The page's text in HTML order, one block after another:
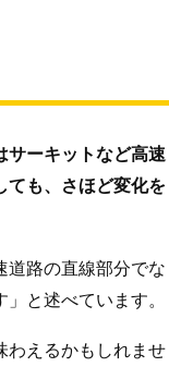
サーキットなど高速
ても、さほど変化を
道路の直線部分でな
と述べています。
わえるかもしれませ